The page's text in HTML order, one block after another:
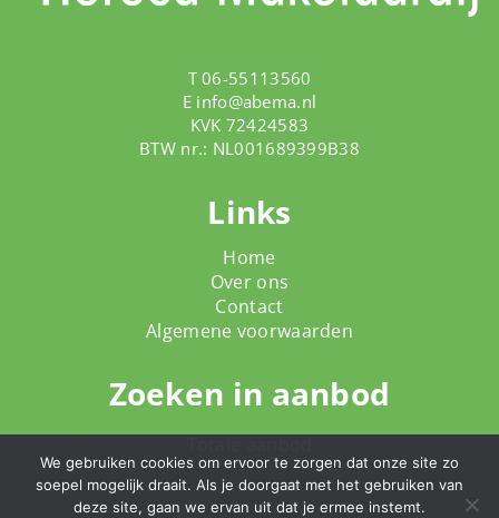
T 06-55113560
E info@abema.nl
KVK 72424583
BTW nr.: NL001689399B38
Links
Home
Over ons
Contact
Algemene voorwaarden
Zoeken in aanbod
We gebruiken cookies om ervoor te zorgen dat onze site zo
soepel mogelijk draait. Als je doorgaat met het gebruiken van
deze site, gaan we ervan uit dat je ermee instemt.